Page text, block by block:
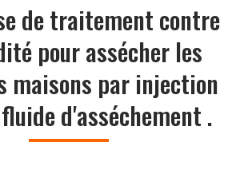
de traitement contre
pour assécher les
maisons par injection
d'asséchement .